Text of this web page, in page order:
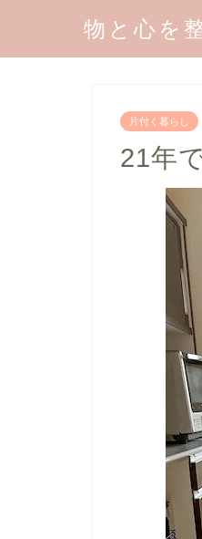
物と心を
片付く暮らし
21年